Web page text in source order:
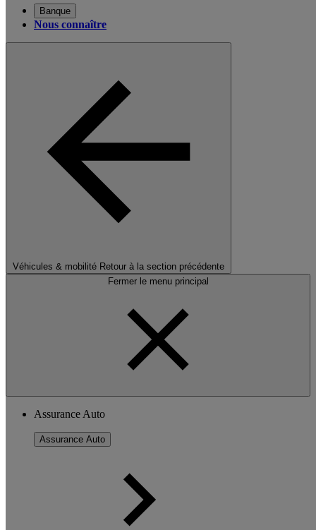
Banque
Nous connaître
Véhicules & mobilité Retour à la section précédente
Fermer le menu principal
Assurance Auto
Assurance Auto